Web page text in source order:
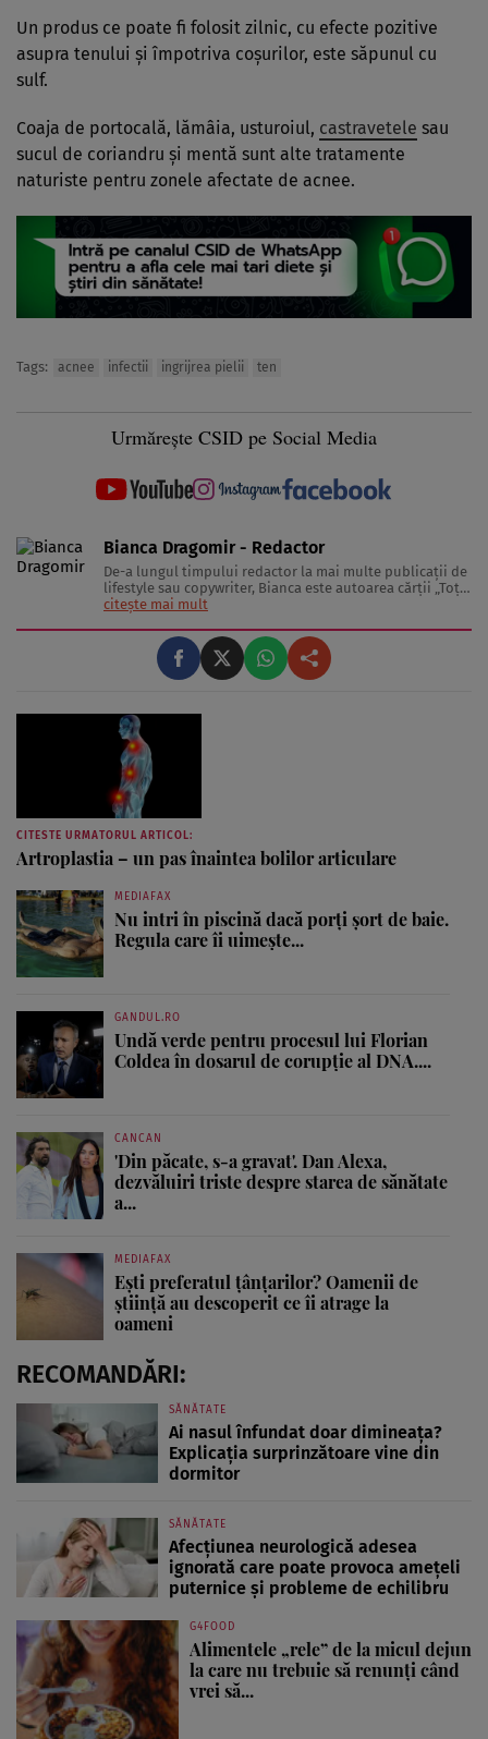
Un produs ce poate fi folosit zilnic, cu efecte pozitive
asupra tenului şi împotriva coşurilor, este săpunul cu
sulf.
Coaja de portocală, lămâia, usturoiul, castravetele sau
sucul de coriandru şi mentă sunt alte tratamente
naturiste pentru zonele afectate de acnee.
Tags: acnee infectii ingrijrea pielii ten
Urmărește CSID pe Social Media
Bianca Dragomir - Redactor
De-a lungul timpului redactor la mai multe publicații de
lifestyle sau copywriter, Bianca este autoarea cărții „Toți
câinii aleargă după fluturi” și, de curând, studentă în
schițează poeme, alteori visează cum, într-o zi, va ...
citește mai mult
CITESTE URMATORUL ARTICOL:
Artroplastia – un pas înaintea bolilor articulare
MEDIAFAX
Nu intri în piscină dacă porți șort de baie.
Regula care îi uimește...
GANDUL.RO
Undă verde pentru procesul lui Florian
Coldea în dosarul de corupție al DNA....
CANCAN
'Din păcate, s-a gravat'. Dan Alexa,
dezvăluiri triste despre starea de sănătate
a...
MEDIAFAX
Ești preferatul țânțarilor? Oamenii de
știință au descoperit ce îi atrage la
oameni
RECOMANDĂRI:
SĂNĂTATE
Ai nasul înfundat doar dimineața?
Explicația surprinzătoare vine din
dormitor
SĂNĂTATE
Afecțiunea neurologică adesea
ignorată care poate provoca amețeli
puternice și probleme de echilibru
G4FOOD
Alimentele „rele” de la micul dejun
la care nu trebuie să renunți când
vrei să...